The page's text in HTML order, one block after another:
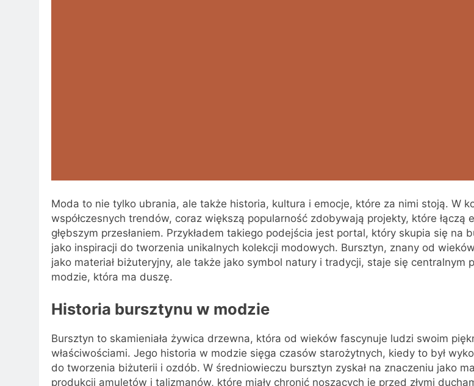
Moda to nie tylko ubrania, ale także historia, kultura i emocje, które za nimi stoją. W
współczesnych trendów, coraz większą popularność zdobywają projekty, które łączą
głębszym przesłaniem. Przykładem takiego podejścia jest portal, który skupia się na
jako inspiracji do tworzenia unikalnych kolekcji modowych. Bursztyn, znany od
jako materiał biżuteryjny, ale także jako symbol natury i tradycji, staje się centralnym
modzie, która ma duszę.
Historia bursztynu w modzie
Bursztyn to skamieniała żywica drzewna, która od wieków fascynuje ludzi swoim
właściwościami. Jego historia w modzie sięga czasów starożytnych, kiedy to był
do tworzenia biżuterii i ozdób. W średniowieczu bursztyn zyskał na znaczeniu jako
produkcji amuletów i talizmanów, które miały chronić noszących je przed złymi